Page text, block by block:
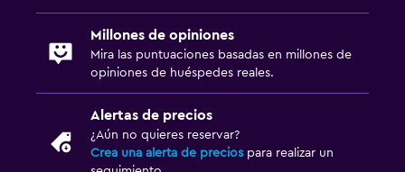
Millones de opiniones
Mira las puntuaciones basadas en millones de
opiniones de huéspedes reales.
Alertas de precios
¿Aún no quieres reservar?
Crea una alerta de precios para realizar un